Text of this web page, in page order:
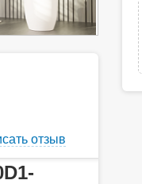
отзыв